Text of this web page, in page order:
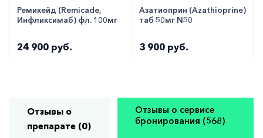
Ремикейд (Remicade,
Инфликсимаб) фл. 100мг
24 900 руб.
Азатиоприн (Azathioprine)
таб 50мг N50
3 900 руб.
Отзывы о
препарате (0)
Отзывы о сервисе
бронирования (568)